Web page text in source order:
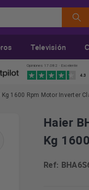
Televisión
Opiniones 17.082 · Excelente
4.3
1600 Rpm Motor Inverter
Haier
Kg
Ref: